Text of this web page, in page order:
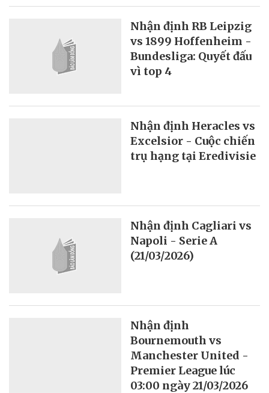
Nhận định RB Leipzig
vs 1899 Hoffenheim -
Bundesliga: Quyết đấu
vì top 4
Nhận định Heracles vs
Excelsior - Cuộc chiến
trụ hạng tại Eredivisie
Nhận định Cagliari vs
Napoli - Serie A
(21/03/2026)
Nhận định
Bournemouth vs
Manchester United -
Premier League lúc
03:00 ngày 21/03/2026